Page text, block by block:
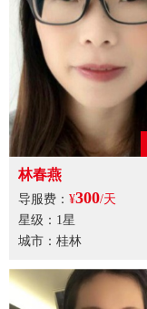
林春燕
导服费： ¥300/天
星级：1星
城市：桂林